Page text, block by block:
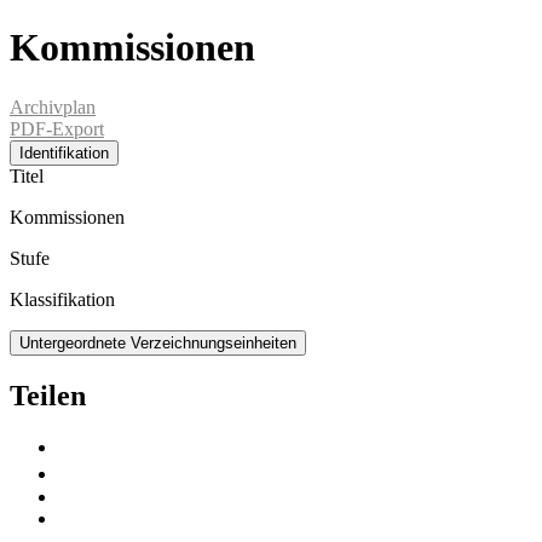
Kommissionen
Archivplan
PDF-Export
Identifikation
Titel
Kommissionen
Stufe
Klassifikation
Untergeordnete Verzeichnungseinheiten
Teilen